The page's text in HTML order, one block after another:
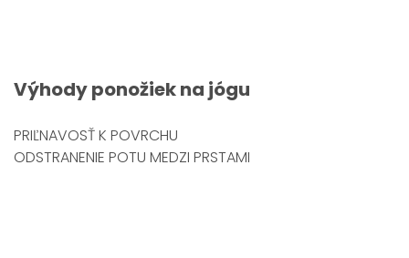
Výhodyponožiek na jógu
PRIĽNAVOSŤ K POVRCHU
ODSTRANENIE POTU MEDZI PRSTAMI